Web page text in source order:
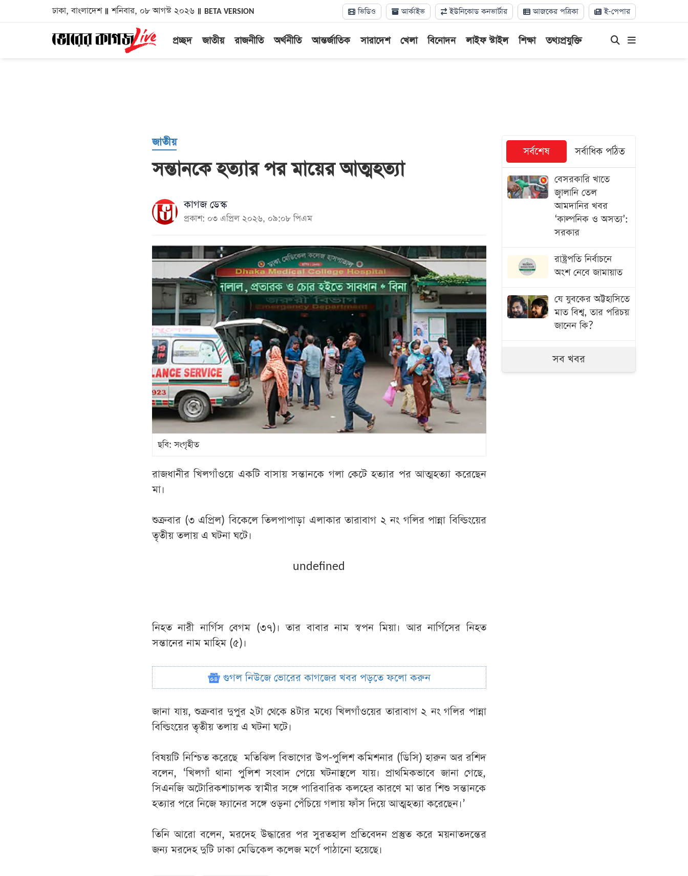
ঢাকা, বাংলাদেশ শনিবার, ০৮ আগস্ট ২০২৬ BETA VERSION ভিডিও আর্কাইভ ইউনিকোড কনভার্টার আজকের পত্রিকা ই-পেপার
প্রচ্ছদ জাতীয় রাজনীতি অর্থনীতি আন্তর্জাতিক সারাদেশ খেলা বিনোদন লাইফ স্টাইল শিক্ষা তথ্যপ্রযুক্তি
জাতীয়
সন্তানকে হত্যার পর মায়ের আত্মহত্যা
কাগজ ডেস্ক
প্রকাশ: ০৩ এপ্রিল ২০২৬, ০৯:০৮ পিএম
ছবি: সংগৃহীত
রাজধানীর খিলগাঁওয়ে একটি বাসায় সন্তানকে গলা কেটে হত্যার পর আত্মহত্যা করেছেন
মা।
শুক্রবার (৩ এপ্রিল) বিকেলে তিলপাপাড়া এলাকার তারাবাগ ২ নং গলির পান্না বিল্ডিংয়ের
তৃতীয় তলায় এ ঘটনা ঘটে।
undefined
নিহত নারী নার্গিস বেগম (৩৭)। তার বাবার নাম স্বপন মিয়া। আর নার্গিসের নিহত
সন্তানের নাম মাহিম (৫)।
গুগল নিউজে ভোরের কাগজের খবর পড়তে ফলো করুন
জানা যায়, শুক্রবার দুপুর ২টা থেকে ৪টার মধ্যে খিলগাঁওয়ের তারাবাগ ২ নং গলির পান্না
বিল্ডিংয়ের তৃতীয় তলায় এ ঘটনা ঘটে।
বিষয়টি নিশ্চিত করেছে মতিঝিল বিভাগের উপ-পুলিশ কমিশনার (ডিসি) হারুন অর রশিদ
বলেন, ‘খিলগাঁ থানা পুলিশ সংবাদ পেয়ে ঘটনাস্থলে যায়। প্রাথমিকভাবে জানা গেছে,
সিএনজি অটোরিকশাচালক স্বামীর সঙ্গে পারিবারিক কলহের কারণে মা তার শিশু সন্তানকে
হত্যার পরে নিজে ফ্যানের সঙ্গে ওড়না পেঁচিয়ে গলায় ফাঁস দিয়ে আত্মহত্যা করেছেন।’
তিনি আরো বলেন, মরদেহ উদ্ধারের পর সুরতহাল প্রতিবেদন প্রস্তুত করে ময়নাতদন্তের
জন্য মরদেহ দুটি ঢাকা মেডিকেল কলেজ মর্গে পাঠানো হয়েছে।
সর্বশেষ সর্বাধিক পঠিত
বেসরকারি খাতে
জ্বালানি তেল
আমদানির খবর
‘কাল্পনিক ও অসত্য’:
সরকার
রাষ্ট্রপতি নির্বাচনে
অংশ নেবে জামায়াত
যে যুবকের অট্টহাসিতে
মাত বিশ্ব, তার পরিচয়
জানেন কি?
এক বছর ঘরেই পড়ে
ছিল নারীর লাশ,
সব খবর